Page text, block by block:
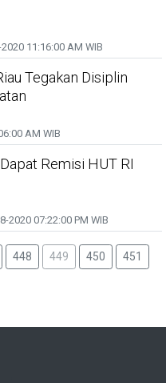
11:16:00 AM WIB
Tegakan Disiplin
AM WIB
Remisi HUT RI
202007:22:00 PM WIB
448 449 450 451